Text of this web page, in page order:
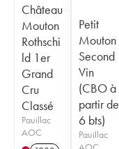
Château
Mouton
Rothschi
ld 1er
Grand
Cru
Classé
Pauillac
AOC
Petit
Mouton
Second
Vin
(CBO à
partir de
6 bts)
Pauillac